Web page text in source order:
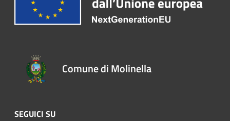
Comune di Molinella
SEGUICI SU